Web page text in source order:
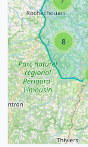
8